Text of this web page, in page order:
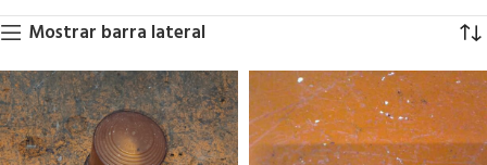
Mostrar barra lateral